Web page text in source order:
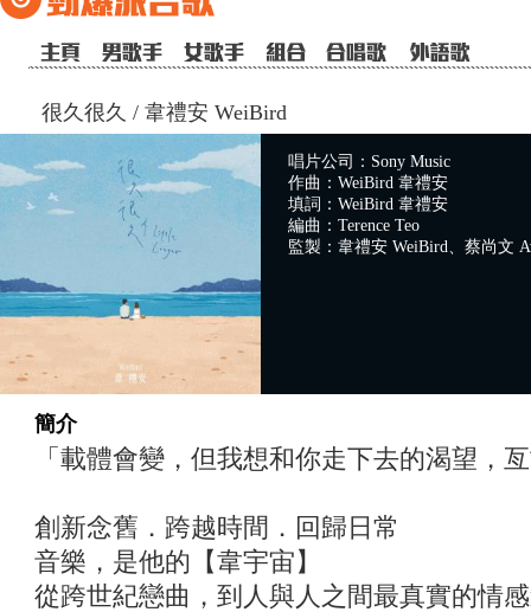
很久很久 / 韋禮安 WeiBird
唱片公司：Sony Music
作曲：WeiBird 韋禮安
填詞：WeiBird 韋禮安
編曲：Terence Teo
監製：韋禮安 WeiBird、蔡尚文
簡介
「載體會變，但我想和你走下去的渴望，
創新念舊．跨越時間．回歸日常
音樂，是他的【韋宇宙】
從跨世紀戀曲，到人與人之間最真實的情